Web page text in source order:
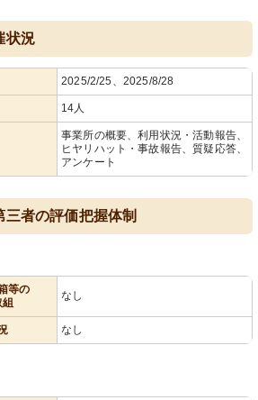
状況
2025/2/25、2025/8/28
14人
事業所の概要、利用状況・活動報告、
ヒヤリハット・事故報告、質疑応答、
アンケート
者の評価把握体制
等の
なし
なし